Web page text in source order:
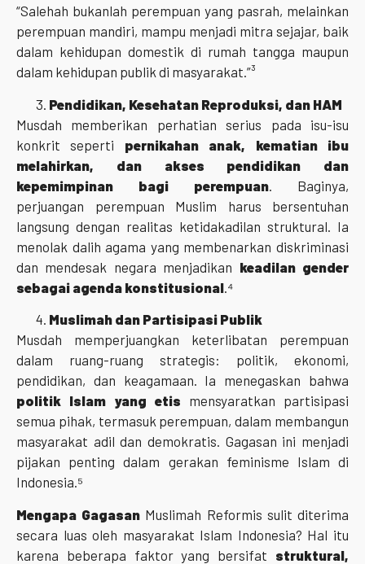
“Salehah bukanlah perempuan yang pasrah, melainkan
perempuan mandiri, mampu menjadi mitra sejajar, baik
dalam kehidupan domestik di rumah tangga maupun
dalam kehidupan publik di masyarakat.”³
Pendidikan, Kesehatan Reproduksi, dan HAM
Musdah memberikan perhatian serius pada isu-isu
konkrit seperti pernikahan anak, kematian ibu
melahirkan, dan akses pendidikan dan
kepemimpinan bagi perempuan . Baginya,
perjuangan perempuan Muslim harus bersentuhan
langsung dengan realitas ketidakadilan struktural. Ia
menolak dalih agama yang membenarkan diskriminasi
dan mendesak negara menjadikan keadilan gender
sebagai agenda konstitusional .⁴
Muslimah dan Partisipasi Publik
Musdah memperjuangkan keterlibatan perempuan
dalam ruang-ruang strategis: politik, ekonomi,
pendidikan, dan keagamaan. Ia menegaskan bahwa
politik Islam yang etis mensyaratkan partisipasi
semua pihak, termasuk perempuan, dalam membangun
masyarakat adil dan demokratis. Gagasan ini menjadi
pijakan penting dalam gerakan feminisme Islam di
Indonesia.⁵
Mengapa Gagasan Muslimah Reformis sulit diterima
secara luas oleh masyarakat Islam Indonesia? Hal itu
karena beberapa faktor yang bersifat struktural,